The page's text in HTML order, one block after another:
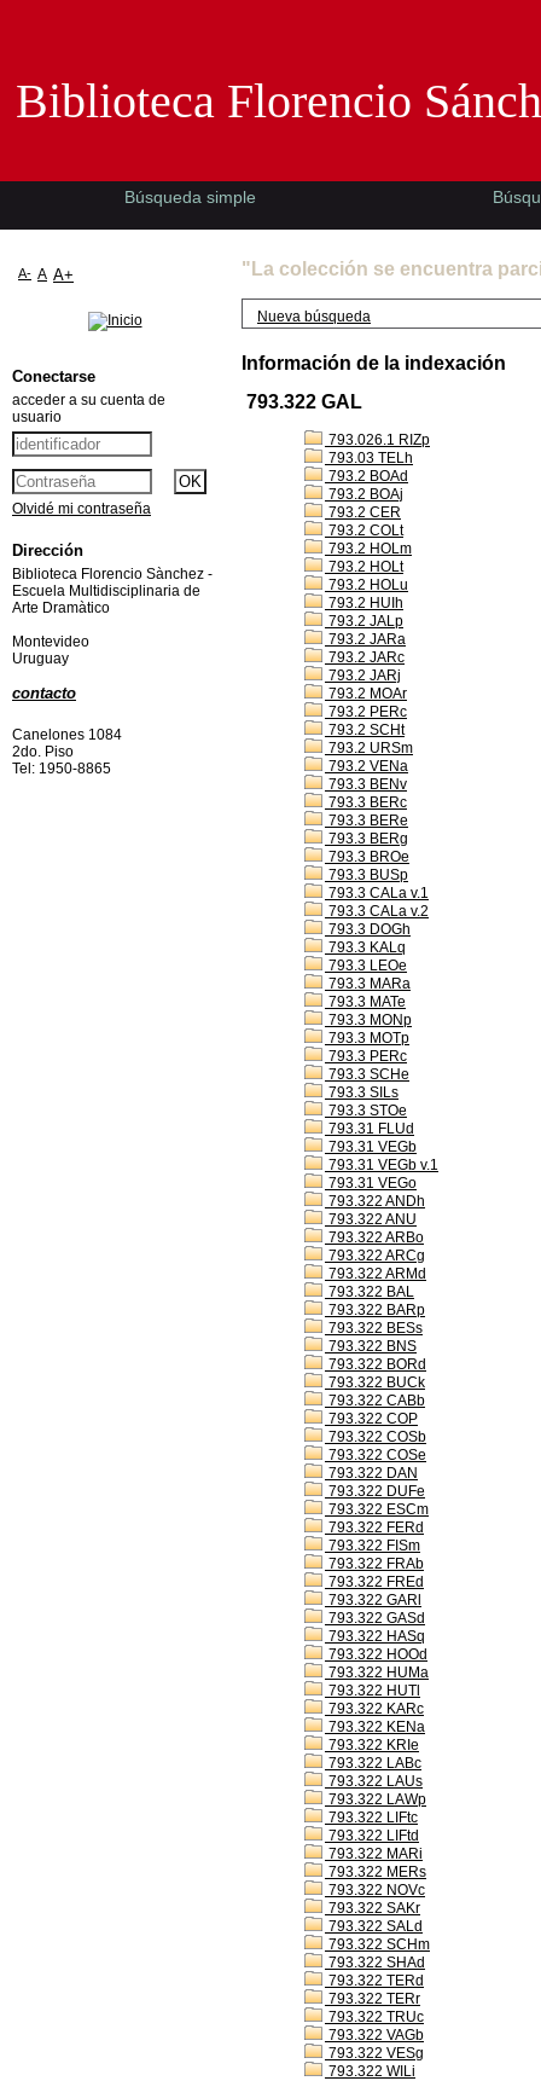
"La colección se encuentra
Nueva búsqueda
Información de la indexación
793.322 GAL
793.026.1 RIZp
793.03 TELh
793.2 BOAd
793.2 BOAj
793.2 CER
793.2 COLt
793.2 HOLm
793.2 HOLt
793.2 HOLu
793.2 HUIh
793.2 JALp
793.2 JARa
793.2 JARc
793.2 JARj
793.2 MOAr
793.2 PERc
793.2 SCHt
793.2 URSm
793.2 VENa
793.3 BENv
793.3 BERc
793.3 BERe
793.3 BERg
793.3 BROe
793.3 BUSp
793.3 CALa v.1
793.3 CALa v.2
793.3 DOGh
793.3 KALq
793.3 LEOe
793.3 MARa
793.3 MATe
793.3 MONp
793.3 MOTp
793.3 PERc
793.3 SCHe
793.3 SILs
793.3 STOe
793.31 FLUd
793.31 VEGb
793.31 VEGb v.1
793.31 VEGo
793.322 ANDh
793.322 ANU
793.322 ARBo
793.322 ARCg
793.322 ARMd
793.322 BAL
793.322 BARp
793.322 BESs
793.322 BNS
793.322 BORd
793.322 BUCk
793.322 CABb
793.322 COP
793.322 COSb
793.322 COSe
793.322 DAN
793.322 DUFe
793.322 ESCm
793.322 FERd
793.322 FISm
793.322 FRAb
793.322 FREd
793.322 GARl
793.322 GASd
793.322 HASq
793.322 HOOd
793.322 HUMa
793.322 HUTl
793.322 KARc
793.322 KENa
793.322 KRIe
793.322 LABc
793.322 LAUs
793.322 LAWp
793.322 LIFtc
793.322 LIFtd
793.322 MARi
793.322 MERs
793.322 NOVc
793.322 SAKr
793.322 SALd
793.322 SCHm
793.322 SHAd
793.322 TERd
793.322 TERr
793.322 TRUc
793.322 VAGb
793.322 VESg
793.322 WILi
Biblioteca Florencio
Búsqueda simple
A- A A+
Conectarse
acceder a su cuenta de
usuario
Olvidé mi contraseña
Dirección
Biblioteca Florencio Sànchez -
Escuela Multidisciplinaria de
Arte Dramàtico
Montevideo
Uruguay
contacto
Canelones 1084
2do. Piso
Tel: 1950-8865